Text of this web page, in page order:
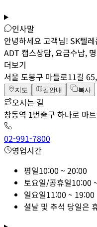
인사말
안녕하세요 고객님! SK텔
ADT 캡스상담, 요금수납,
더보기
서울 도봉구 마들로11길
지도 길안내 복사
오시는 길
창동역 1번출구 하나로 마
02-991-7800
영업시간
평일10:00 ~ 20:00
토요일/공휴일10:00
일요일11:00 ~ 19:00
설날 및 추석 당일은